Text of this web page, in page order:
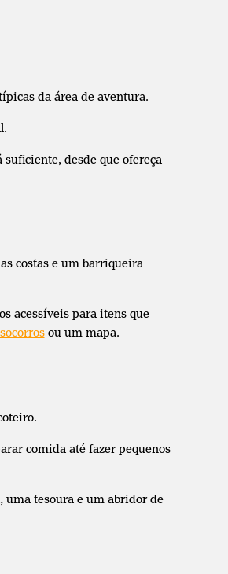
da área de aventura.
desde que ofereça
costas e um barriqueira
acessíveis para itens que
ou um mapa.
comida até fazer pequenos
uma tesoura e um abridor de